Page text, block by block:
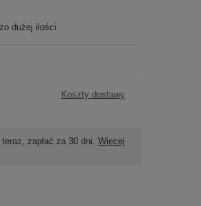
dużej ilości
Koszty dostawy
teraz, zapłać za 30 dni. Więcej